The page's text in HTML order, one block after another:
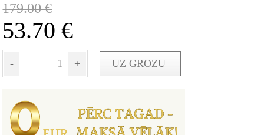
179.00€
53.70€
- + UZ GROZU